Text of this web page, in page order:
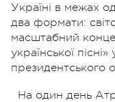
Україні в межах
два формати:
масштабний
української
президентського
На один день